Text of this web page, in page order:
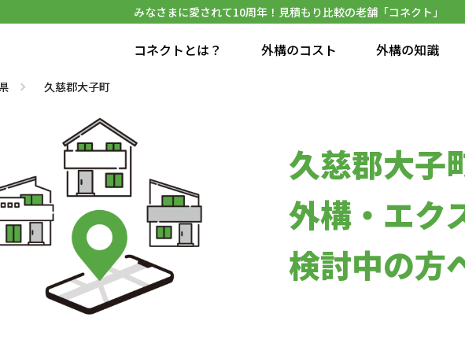
みなさまに愛されて10周年！見積もり比較の老舗「コネクト」
コネクトとは？ 外構のコスト 外構の知識
久慈郡大子町
久慈郡大子
外構・エク
検討中の方